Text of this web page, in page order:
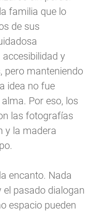
familia que lo
de sus
y
pero manteniendo
idea no fue
Por eso, los
las fotografías
y la madera
encanto. Nada
el pasado dialogan
espacio pueden